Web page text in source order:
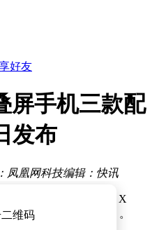
好友
屏手机三款配
发布
凤凰网科技编辑：快讯
发布视频，揭晓了vivo X
是蓝洞、盐湖和极夜 。